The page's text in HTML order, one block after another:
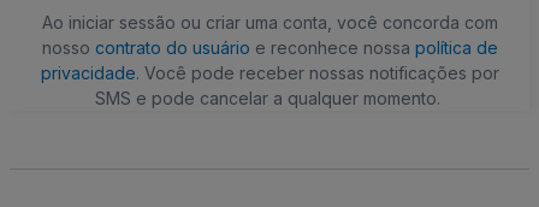
Ao iniciar sessão ou criar uma conta, você concorda com
nosso contrato do usuário e reconhece nossa política de
privacidade. Você pode receber nossas notificações por
SMS e pode cancelar a qualquer momento.